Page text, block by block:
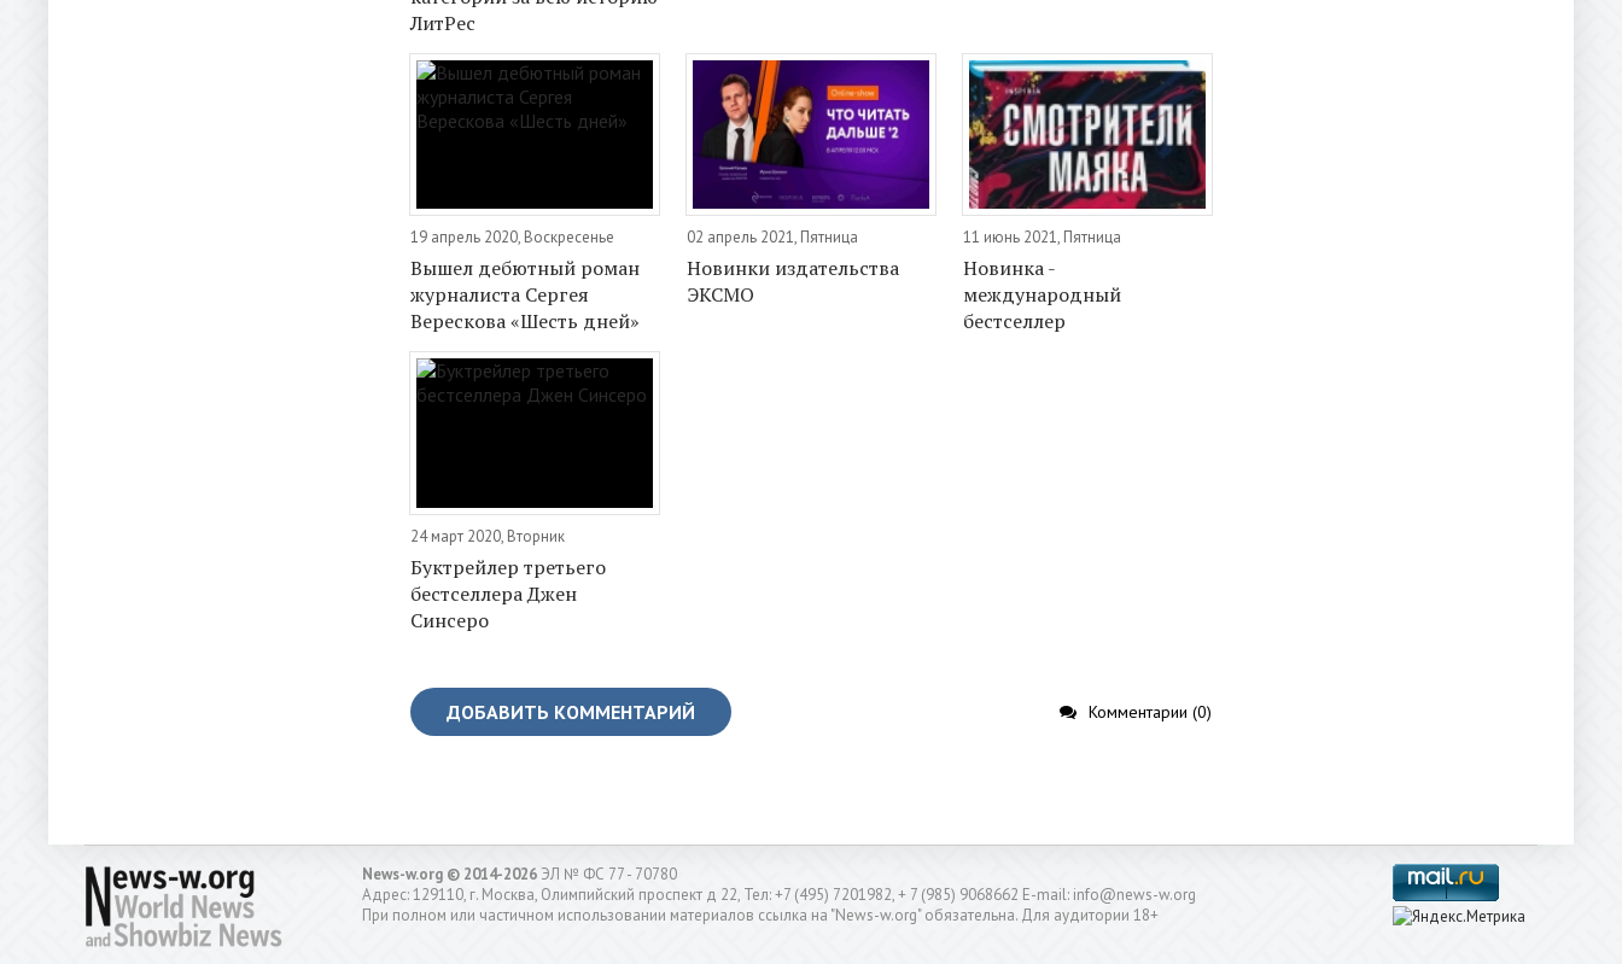
ЛитРес
19 апрель 2020, Воскресенье
Вышел дебютный роман
журналиста Сергея
Верескова «Шесть дней»
02 апрель 2021, Пятница
Новинки издательства
ЭКСМО
11 июнь 2021, Пятница
Новинка -
международный
бестселлер
24 март 2020, Вторник
Буктрейлер третьего
бестселлера Джен
Синсеро
ДОБАВИТЬ КОММЕНТАРИЙ Комментарии (0)
News-w.org © 2014-2026 ЭЛ № ФС 77 - 70780
Адрес: 129110, г. Москва, Олимпийский проспект д 22, Тел: +7 (495) 7201982, + 7 (985) 9068662 E-mail: info@news-w.org
При полном или частичном использовании материалов ссылка на "News-w.org" обязательна. Для аудитории 18+